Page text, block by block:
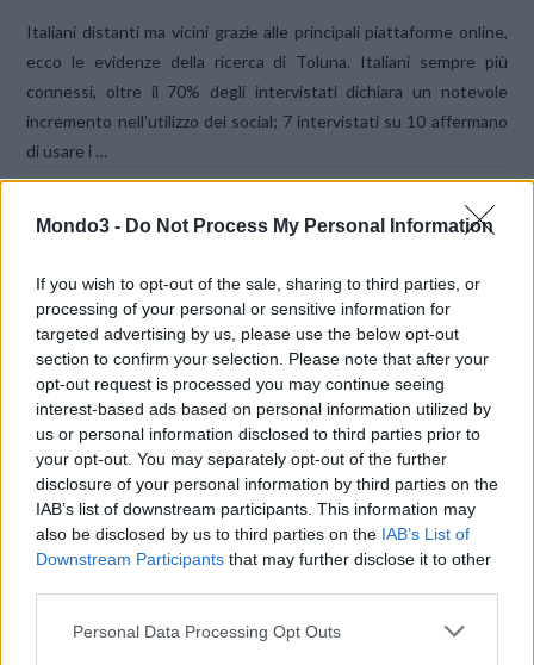
Mondo3 - Do Not Process My Personal Information
If you wish to opt-out of the sale, sharing to third parties, or
processing of your personal or sensitive information for
targeted advertising by us, please use the below opt-out
section to confirm your selection. Please note that after your
opt-out request is processed you may continue seeing
interest-based ads based on personal information utilized by
us or personal information disclosed to third parties prior to
your opt-out. You may separately opt-out of the further
disclosure of your personal information by third parties on the
IAB’s list of downstream participants. This information may
also be disclosed by us to third parties on the IAB’s List of
Downstream Participants that may further disclose it to other
Personal Data Processing Opt Outs
VIEW POST
Italiani distanti ma vicini grazie alle principali piattaforme online,
ecco le evidenze della ricerca di Toluna. Italiani sempre più
connessi, oltre il 70% degli intervistati dichiara un notevole
incremento nell’utilizzo dei social; 7 intervistati su 10 affermano
di usare i …
ANTITRUST VERSO UNA SANZIONE PER
L’INOTTEMPERANZA DI FACEBOOK
Concorrenza e del Mercato ha avviato un procedimento di